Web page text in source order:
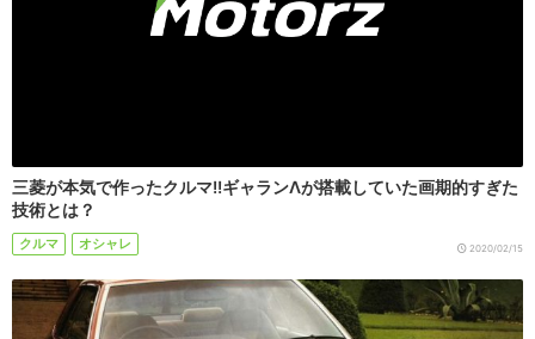
三菱が本気で作ったクルマ!!ギャランΛが搭載していた画期的すぎた
技術とは？
クルマ オシャレ 2020/02/15